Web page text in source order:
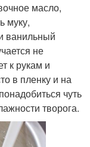
масло,
муку,
ванильный
не
к рукам и
в пленку и на
чуть
творога.